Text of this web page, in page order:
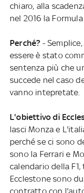
chiaro, alla
nel 2016 la
Perché? -
essere è stato
sentenza più che
succede nel caso
vanno intepretate.
L'obiettivo di
lasci Monza e
perché se ci sono
sono la Ferrari e
calendario della
Ecclestone sono
contratto con